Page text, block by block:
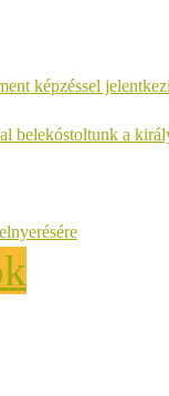
képzéssel
belekóstoltunk a